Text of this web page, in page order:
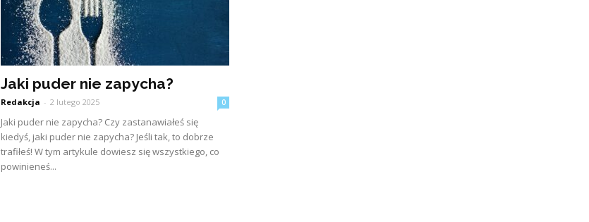
Jaki puder nie zapycha?
Redakcja - 2 lutego 2025 0
Jaki puder nie zapycha? Czy zastanawiałeś się
kiedyś, jaki puder nie zapycha? Jeśli tak, to dobrze
trafiłeś! W tym artykule dowiesz się wszystkiego, co
powinieneś...